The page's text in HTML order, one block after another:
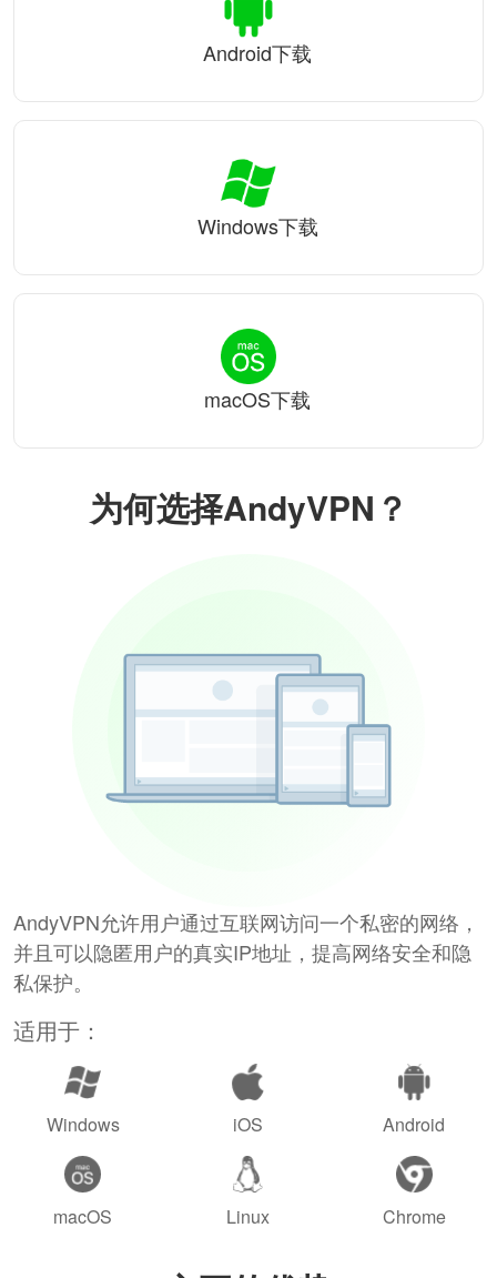
为何选择AndyVPN？
AndyVPN允许用户通过互联网访问一个私密的网络，
并且可以隐匿用户的真实IP地址，提高网络安全和隐
私保护。
适用于：
Windows iOS Android
macOS Linux Chrome
Android下载
Windows下载
macOS下载